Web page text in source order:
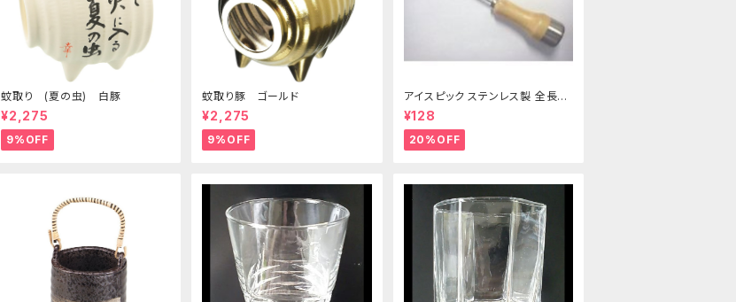
蚊取り (夏の虫) 白豚
¥2,275
9%OFF
蚊取り豚 ゴールド
¥2,275
9%OFF
アイスピック ステンレス製 全長21
5ｍｍ
¥128
20%OFF